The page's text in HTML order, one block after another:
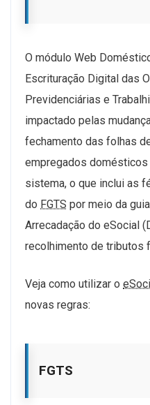
O módulo Web
Escrituração Digital das
Previdenciárias e
impactado pelas
fechamento das folhas
empregados
sistema, o que inclui as
do FGTS por meio da
Arrecadação do eSocial
recolhimento de tributos
Veja como utilizar o
novas regras:
FGTS